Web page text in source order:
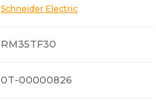
Schneider Electric
RM35TF30
0T-00000826